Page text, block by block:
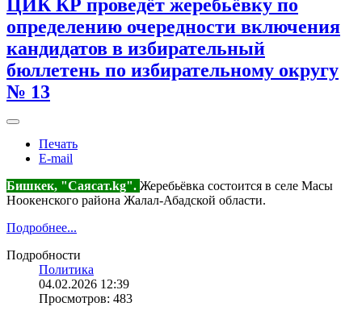
ЦИК КР проведёт жеребьёвку по
определению очередности включения
кандидатов в избирательный
бюллетень по избирательному округу
№ 13
Печать
E-mail
Бишкек, "Саясат.kg". Жеребьёвка состоится в селе Масы
Ноокенского района Жалал-Абадской области.
Подробнее...
Подробности
Политика
04.02.2026 12:39
Просмотров: 483